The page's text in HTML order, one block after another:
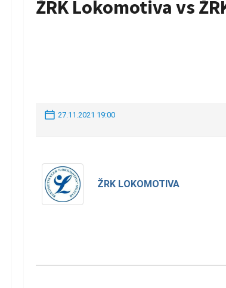
ŽRK Lokomotiva vs
27.11.2021 19:00
ŽRK LOKOMOTIVA